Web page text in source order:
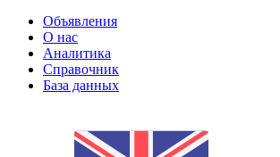
Объявления
О нас
Аналитика
Справочник
База данных